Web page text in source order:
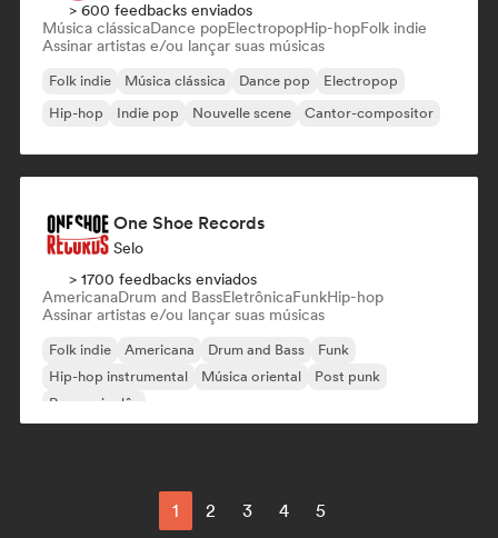
> 600 feedbacks enviados
Música clássicaDance popElectropopHip-hopFolk indie
Assinar artistas e/ou lançar suas músicas
Folk indie Música clássica Dance pop
Electropop
Hip-hop
Indie pop Nouvelle scene Cantor-compositor
One Shoe Records
Selo
> 1700 feedbacks enviados
AmericanaDrum and BassEletrônicaFunkHip-hop
Assinar artistas e/ou lançar suas músicas
Folk indie Americana Drum and Bass
Funk
Hip-hop instrumental
Música oriental
Post punk
Rap em inglês
1 2 3 4 5